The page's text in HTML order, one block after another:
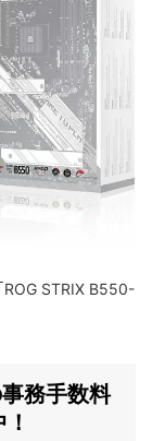
STRIX B550-
務手数料